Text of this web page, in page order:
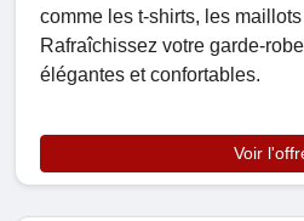
comme les t-shirts, les
Rafraîchissez votre garde-
élégantes et confortables.
Voir